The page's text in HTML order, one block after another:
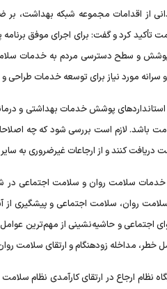
از اقدامات مجموعه شبکه بهداشت، بر
کرد و گفت: برای اجرای موفق برنامه
و سطح دسترسی مردم به خدمات سلامت
مورد نیاز برای توسعه خدمات طراحی و
استانداردهای پوشش خدمات بهداشتی و
باشد. لازم است بررسی شود که چه
کنند و از ارجاعات غیرضروری به
خدمات سلامت روان و سلامت اجتماعی
روان، سلامت اجتماعی و پیشگیری از
اجتماعی و حاشیه‌نشینی از مهم‌ترین
مداخله زودهنگام و ارتقای سلامت
نظام ارجاع در ارتقای کارآمدی نظام